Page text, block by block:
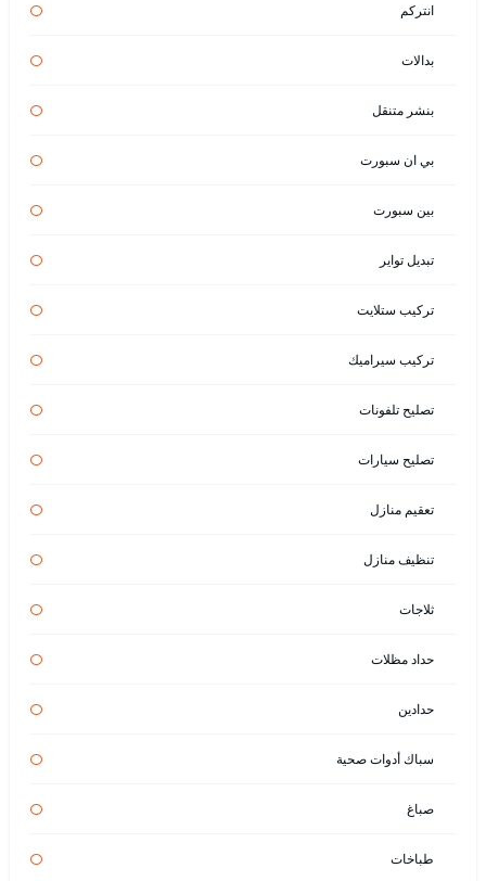
انتركم
بدالات
بنشر متنقل
بي ان سبورت
بين سبورت
تبديل تواير
تركيب ستلايت
تركيب سيراميك
تصليح تلفونات
تصليح سيارات
تعقيم منازل
تنظيف منازل
ثلاجات
حداد مظلات
حدادين
سباك أدوات صحية
صباغ
طباخات